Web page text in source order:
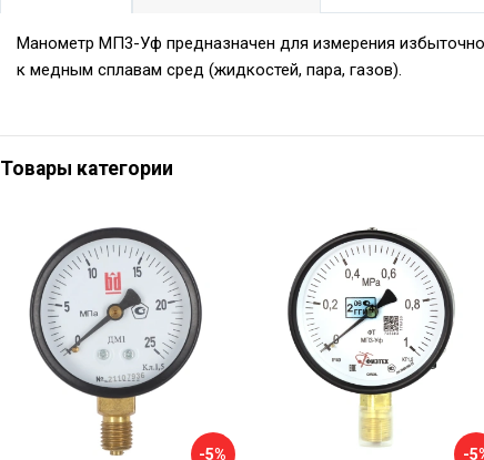
Манометр МП3-Уф предназначен для измерения
к медным сплавам сред (жидкостей, пара, газов).
Товары категории
-5% -